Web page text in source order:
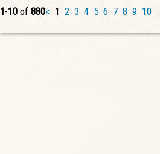
1-10 of 880< 1 2 3 4 5 6 7 8 9 10